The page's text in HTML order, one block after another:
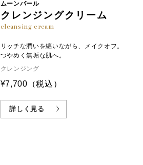
ムーンパール
クレンジングクリーム
cleansing cream
リッチな潤いを纏いながら、メイクオフ。
つやめく無垢な肌へ。
クレンジング
¥7,700 （税込）
詳しく見る